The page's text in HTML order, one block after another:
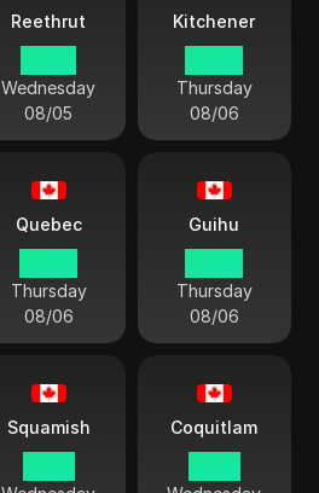
Reethrut
Wednesday
08/05
Kitchener
Thursday
08/06
Quebec
Thursday
08/06
Guihu
Thursday
08/06
Squamish Coquitlam